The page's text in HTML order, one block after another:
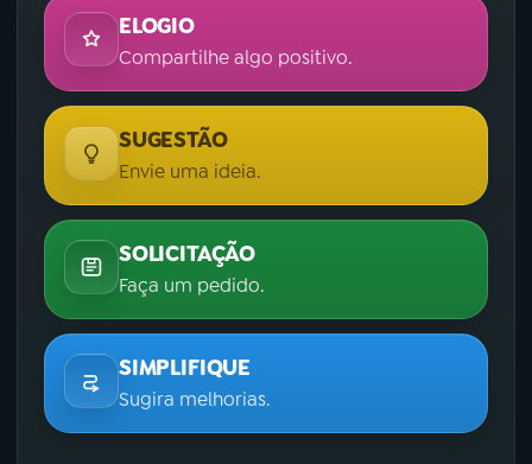
ELOGIO
Compartilhe algo positivo.
SUGESTÃO
Envie uma ideia.
SOLICITAÇÃO
Faça um pedido.
SIMPLIFIQUE
Sugira melhorias.